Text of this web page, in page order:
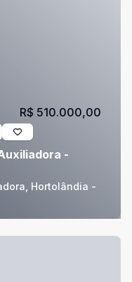
-
Hortolândia -
R$ 510.000,00